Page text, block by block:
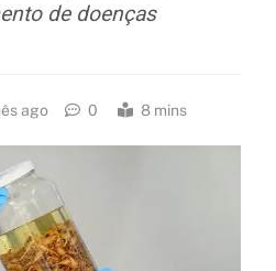
de doenças
ago 0 8 mins